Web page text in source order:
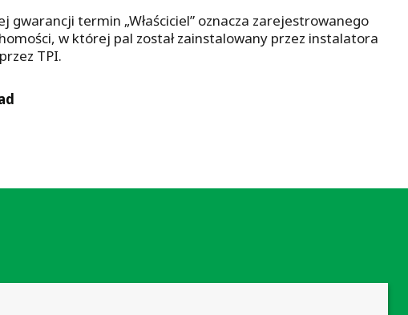
gwarancji termin „Właściciel” oznacza zarejestrowanego
w której pal został zainstalowany przez instalatora
TPI.